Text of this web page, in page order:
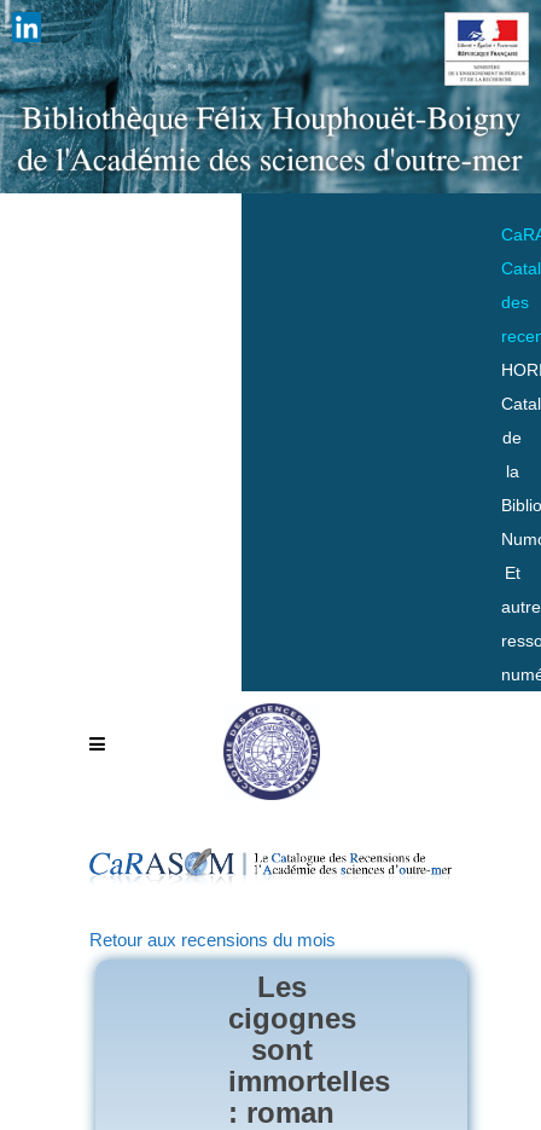
des
de
la
Et
Retour aux recensions du mois
Les
cigognes
sont
immortelles
: roman